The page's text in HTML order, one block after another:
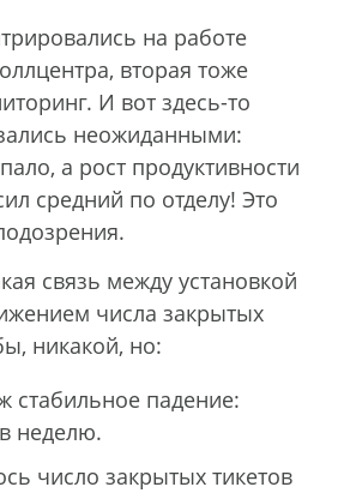
на работе
вторая тоже
И вот здесь-то
неожиданными:
а рост продуктивности
средний по отделу! Это
связь между установкой
числа закрытых
никакой, но:
стабильное падение:
неделю.
число закрытых тикетов